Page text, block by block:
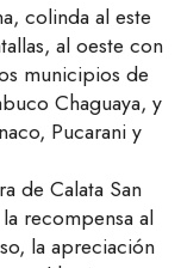
colinda al este
al oeste con
municipios de
Chaguaya, y
Pucarani y
de Calata San
recompensa al
la apreciación